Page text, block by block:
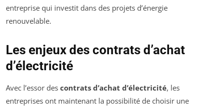
entreprise qui investit dans des projets d’énergie
renouvelable.
Les enjeux des contrats d’achat
d’électricité
Avec l’essor des contrats d’achat d’électricité, les
entreprises ont maintenant la possibilité de choisir une